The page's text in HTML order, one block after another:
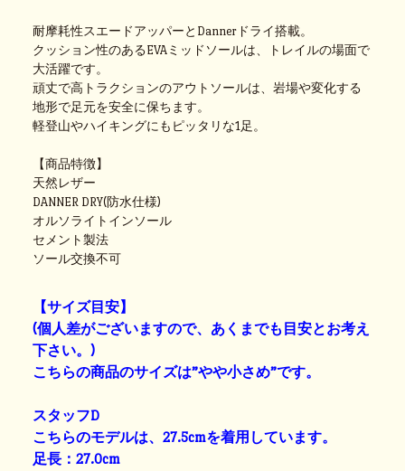
耐摩耗性スエードアッパーとDannerドライ搭載。
クッション性のあるEVAミッドソールは、トレイルの場面で
大活躍です。
頑丈で高トラクションのアウトソールは、岩場や変化する
地形で足元を安全に保ちます。
軽登山やハイキングにもピッタリな1足。
【商品特徴】
天然レザー
DANNER DRY(防水仕様)
オルソライトインソール
セメント製法
ソール交換不可
【サイズ目安】
(個人差がございますので、あくまでも目安とお考え
下さい。)
こちらの商品のサイズは”やや小さめ”です。
スタッフD
こちらのモデルは、27.5cmを着用しています。
足長：27.0cm